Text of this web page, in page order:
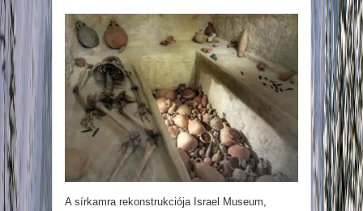
A sírkamra rekonstrukciója Israel Museum,